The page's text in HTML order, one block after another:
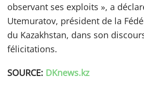
observant ses exploits », a
Utemuratov, président de la
du Kazakhstan, dans son
félicitations.
SOURCE: DKnews.kz